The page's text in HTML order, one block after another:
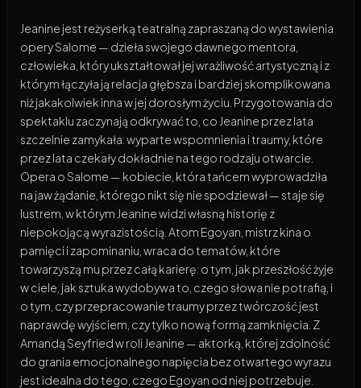
Jeanine jest reżyserką teatralną zapraszaną do wystawienia
opery Salome — dzieła swojego dawnego mentora,
człowieka, który ukształtował jej wrażliwość artystyczną i z
którym łączyła ją relacja głębsza i bardziej skomplikowana
niż jakakolwiek inna w jej dorosłym życiu. Przygotowania do
spektaklu zaczynają odkrywać to, co Jeanine przez lata
szczelnie zamykała: wyparte wspomnienia i traumy, które
przez lata czekały dokładnie na tego rodzaju otwarcie.
Opera o Salome — kobiecie, która tańcem wyprowadziła
na jaw żądanie, którego nikt się nie spodziewał — staje się
lustrem, w którym Jeanine widzi własną historię z
niepokojącą wyrazistością. Atom Egoyan, mistrz kina o
pamięci i zapominaniu, wraca do tematów, które
towarzyszą mu przez całą karierę: o tym, jak przeszłość żyje
w ciele, jak sztuka wydobywa to, czego słowa nie potrafią, i
o tym, czy przepracowanie traumy przez twórczość jest
naprawdę wyjściem, czy tylko nową formą zamknięcia. Z
Amandą Seyfried w roli Jeanine — aktorką, której zdolność
do grania emocjonalnego napięcia bez otwartego wyrazu
jest idealna do tego, czego Egoyan od niej potrzebuje.